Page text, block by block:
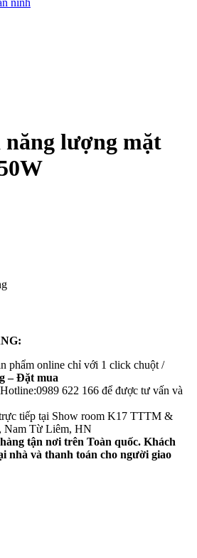
ninh
lượng mặt
phẩm online chỉ với 1 click chuột /
– Đặt mua
622 166 để được tư vấn và
tiếp tại Show room K17 TTTM &
Nam Từ Liêm, HN
tận nơi trên Toàn quốc. Khách
nhà và thanh toán cho người giao